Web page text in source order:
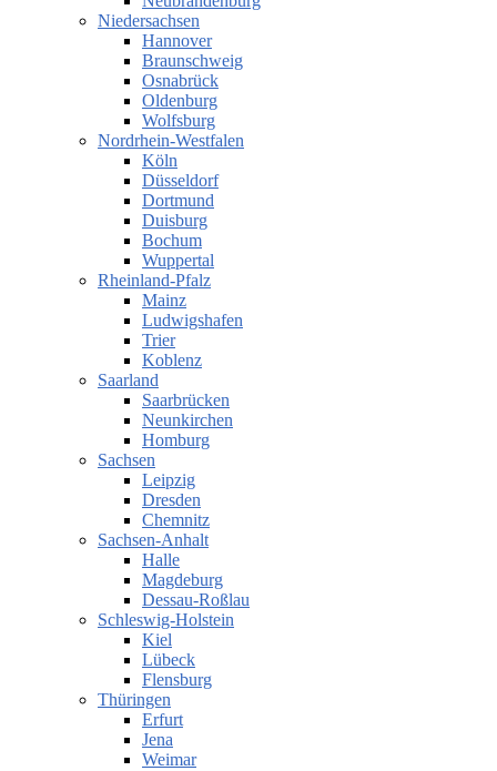
Niedersachsen
Hannover
Braunschweig
Osnabrück
Oldenburg
Wolfsburg
Nordrhein-Westfalen
Köln
Düsseldorf
Dortmund
Duisburg
Bochum
Wuppertal
Rheinland-Pfalz
Mainz
Ludwigshafen
Trier
Koblenz
Saarland
Saarbrücken
Neunkirchen
Homburg
Sachsen
Leipzig
Dresden
Chemnitz
Sachsen-Anhalt
Halle
Magdeburg
Dessau-Roßlau
Schleswig-Holstein
Kiel
Lübeck
Flensburg
Thüringen
Erfurt
Jena
Weimar